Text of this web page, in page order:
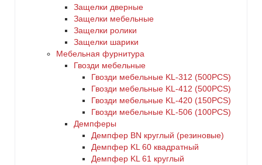
Защелки дверные
Защелки мебельные
Защелки ролики
Защелки шарики
Мебельная фурнитура
Гвозди мебельные
Гвозди мебельные KL-312 (500PCS)
Гвозди мебельные KL-412 (500PCS)
Гвозди мебельные KL-420 (150PCS)
Гвозди мебельные KL-506 (100PCS)
Демпферы
Демпфер BN круглый (резиновые)
Демпфер KL 60 квадратный
Демпфер KL 61 круглый